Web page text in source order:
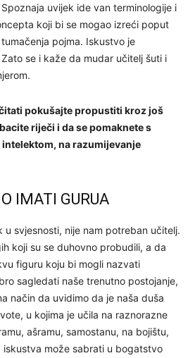
uvijek ide van terminologije i
koji bi se mogao izreći poput
pojma. Iskustvo je
se i kaže da mudar učitelj šuti i
pokušajte propustiti kroz još
riječi i da se pomaknete s
na razumijevanje
IMATI GURUA
u svjesnosti, nije nam potreban učitelj.
koji su se duhovno probudili, a da
figuru koju bi mogli nazvati
sagledati naše trenutno postojanje,
način da uvidimo da je naša duša
u kojima je učila na raznorazne
ašramu, samostanu, na bojištu,
može sabrati u bogatstvo